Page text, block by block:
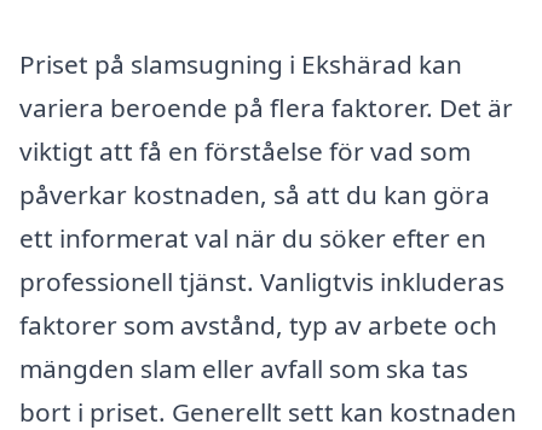
Priset på slamsugning i Ekshärad kan
variera beroende på flera faktorer. Det är
viktigt att få en förståelse för vad som
påverkar kostnaden, så att du kan göra
ett informerat val när du söker efter en
professionell tjänst. Vanligtvis inkluderas
faktorer som avstånd, typ av arbete och
mängden slam eller avfall som ska tas
bort i priset. Generellt sett kan kostnaden